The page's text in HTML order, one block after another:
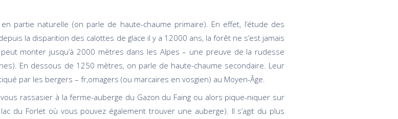
partie naturelle (on parle de haute-chaume primaire). En effet, l’étude des
la disparition des calottes de glace il y a 12000 ans, la forêt ne s’est jamais
monter jusqu’à 2000 mètres dans les Alpes – une preuve de la rudesse
En dessous de 1250 mètres, on parle de haute-chaume secondaire. Leur
par les bergers – fr,omagers (ou marcaires en vosgien) au Moyen-Âge.
rassasier à la ferme-auberge du Gazon du Faing ou alors pique-niquer sur
du Forlet où vous pouvez également trouver une auberge). Il s’agit du plus